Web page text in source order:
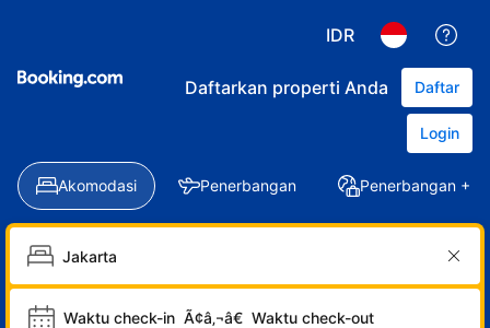
IDR
Daftarkan properti Anda Daftar
Login
Akomodasi Penerbangan Penerbangan +
Waktu check-in Ã¢â‚¬â€ Waktu check-out